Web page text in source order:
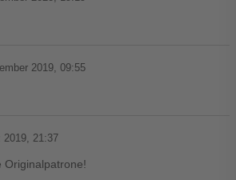
2019, 09:55
2019, 21:37
Originalpatrone!